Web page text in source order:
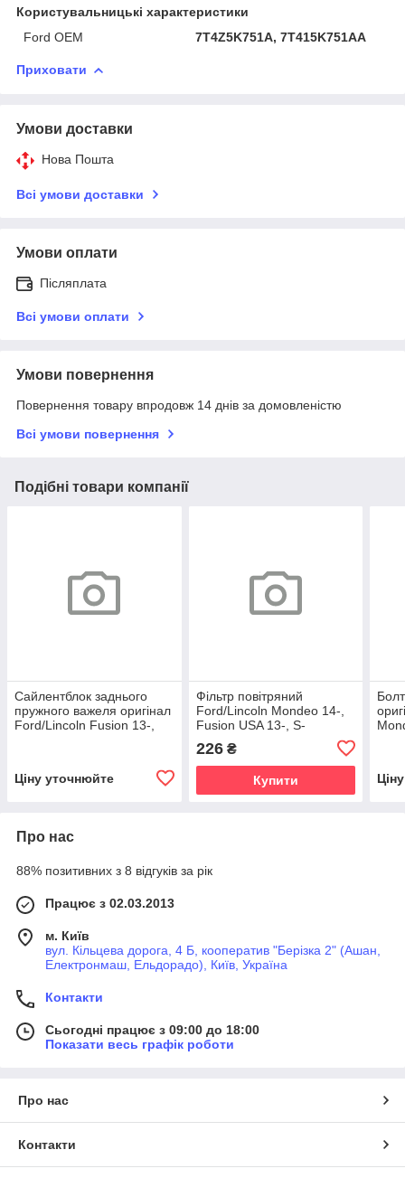
Користувальницькі характеристики
Ford OEM
7T4Z5K751A, 7T415K751AA
Приховати
Умови доставки
Нова Пошта
Всі умови доставки
Умови оплати
Післяплата
Всі умови оплати
Умови повернення
Повернення товару впродовж 14 днів за домовленістю
Всі умови повернення
Подібні товари компанії
Сайлентблок заднього
пружного важеля оригінал
Ford/Lincoln Fusion 13-,
Ціну уточнюйте
Фільтр повітряний
Ford/Lincoln Mondeo 14-,
Fusion USA 13-, S-
Max/Galaxy 15-, Edge 15-,
MKZ 13-, MKX 16-,
226₴
Купити
Про нас
88% позитивних з 8 відгуків за рік
Працює з 02.03.2013
м. Київ
вул. Кільцева дорога, 4 Б, кооператив "Берізка 2" (Ашан,
Електронмаш, Ельдорадо), Київ, Україна
Контакти
Сьогодні працює з 09:00 до 18:00
Показати весь графік роботи
Про нас
Контакти